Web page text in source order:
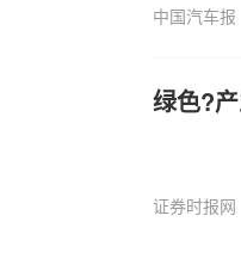
中国汽车报
绿色?
证券时报网